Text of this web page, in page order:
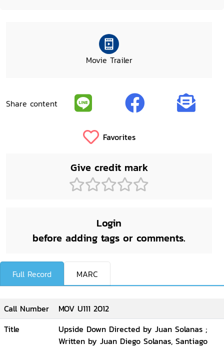
Movie Trailer
Share content
Favorites
Give credit mark
Login
before adding tags or comments.
Full Record MARC
Call Number
MOV U111 2012
Title
Upside Down Directed by Juan Solanas ;
Written by Juan Diego Solanas, Santiago